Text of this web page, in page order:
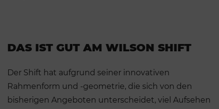
DAS IST GUT AM WILSON SHIFT
Der Shift hat aufgrund seiner innovativen
Rahmenform und -geometrie, die sich von den
bisherigen Angeboten unterscheidet, viel Aufsehen